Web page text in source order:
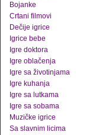
Bojanke
Crtani filmovi
Dečije igrice
Igrice bebe
Igre doktora
Igre oblačenja
Igre sa životinjama
Igre kuhanja
Igre sa lutkama
Igre sa sobama
Muzičke igrice
Sa slavnim licima